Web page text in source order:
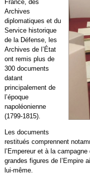
France, des
Archives
diplomatiques et du
Service historique
de la Défense, les
Archives de l’État
ont remis plus de
300 documents
datant
principalement de
l’époque
napoléonienne
(1799-1815).
Les documents
restitués comprennent
l’Empereur et à la
grandes figures de l’Empire
lui-même.